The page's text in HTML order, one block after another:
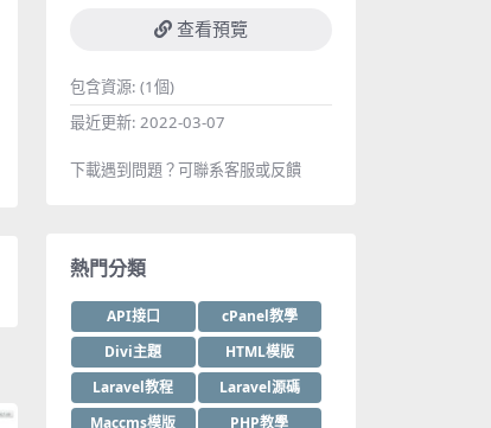
查看預覽
包含資源: (1個)
最近更新: 2022-03-07
下載遇到問題？可聯系客服或反饋
熱門分類
API接口
cPanel教學
Divi主題
HTML模版
Laravel教程
Laravel源碼
Maccms模版
PHP教學